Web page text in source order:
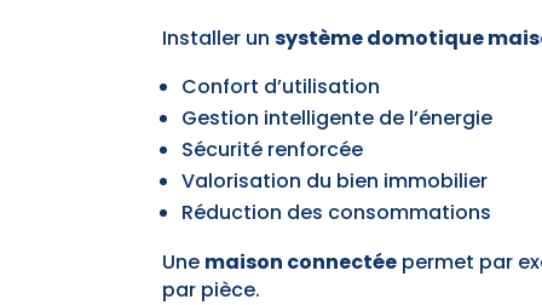
Installer unsystème domotique
Confort d’utilisation
Gestion intelligente de l’énergie
Sécurité renforcée
Valorisation du bien immobilier
Réduction des consommations
Une maison connectée permet par
par pièce.